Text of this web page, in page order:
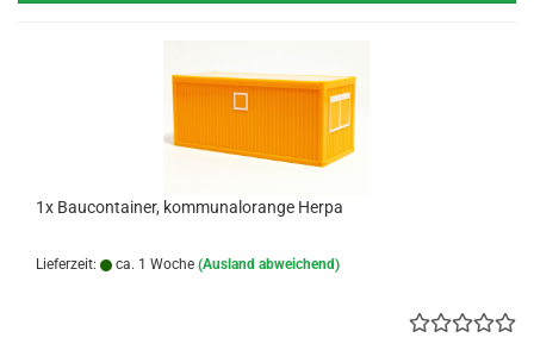
1x Baucontainer, kommunalorange Herpa
Lieferzeit: ca. 1 Woche (Ausland abweichend)